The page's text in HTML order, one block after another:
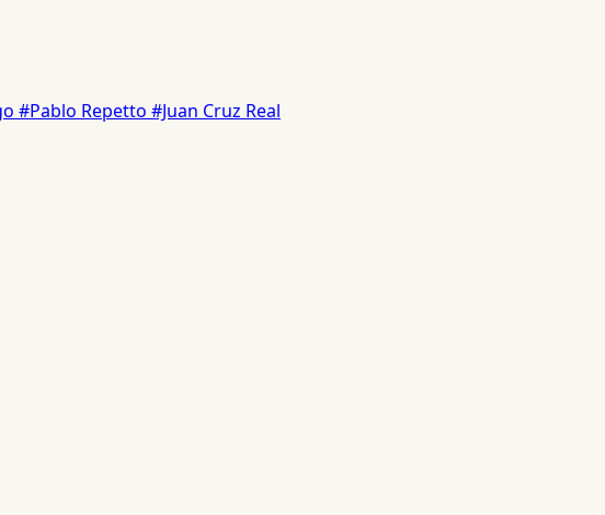
#Pablo Repetto #Juan Cruz Real